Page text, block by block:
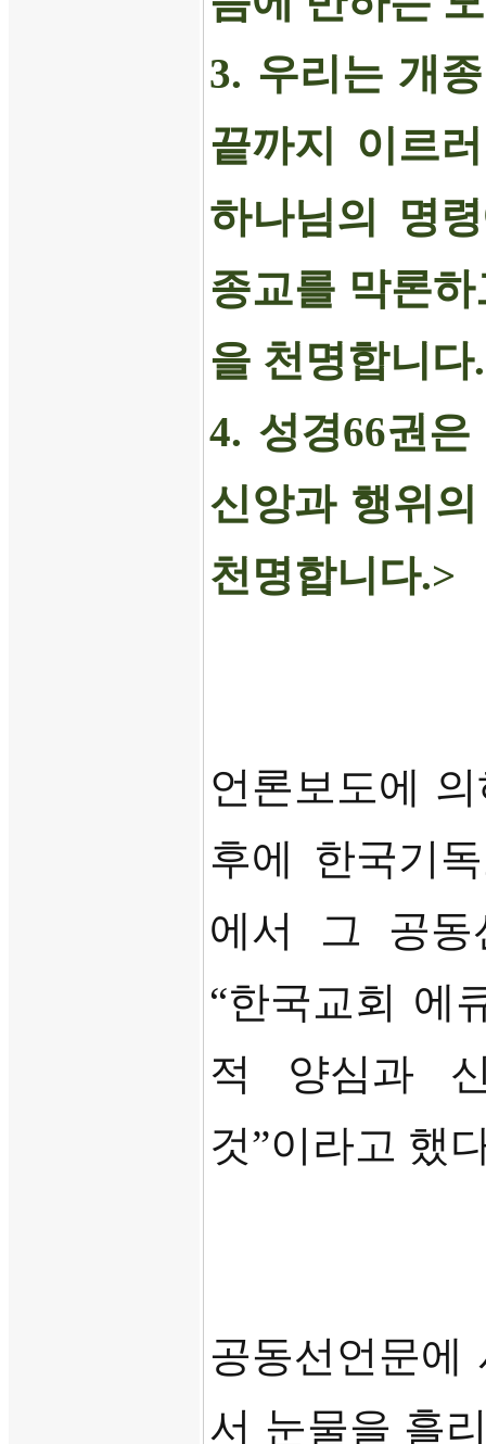
3. 우리는 개
끝까지 이르
하나님의 명
종교를 막론
을 천명합니다.
4. 성경66권은
신앙과 행위
천명합니다.>
언론보도에
후에 한국기
에서 그 공
“한국교회 에
적 양심과
것”이라고 했
공동선언문에
서 눈물을 흘